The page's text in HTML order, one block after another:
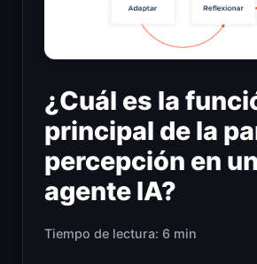
¿Cuál es la
principal de la
percepción en
agente IA?
Tiempo de lectura: 6 min